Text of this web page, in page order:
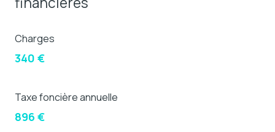
Charges
340 €
Taxe foncière annuelle
896 €